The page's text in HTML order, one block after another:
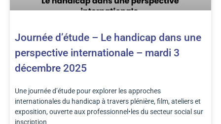
Journée d’étude – Le handicap dans une
perspective internationale – mardi 3
décembre 2025
Une journée d’étude pour explorer les approches
internationales du handicap à travers plénière, film, ateliers et
exposition, ouverte aux professionnel•les du secteur social sur